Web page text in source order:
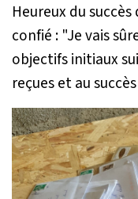
Heureux du
confié : "Je vais
objectifs initiaux
reçues et au